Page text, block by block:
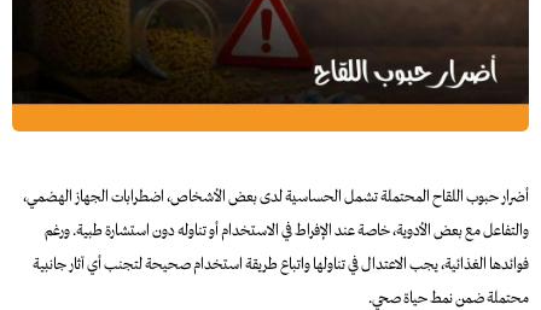
أضرار حبوب اللقاح المحتملة تشمل الحساسية لدى بعض الأشخاص، اضطرابات الجهاز الهضمي،
والتفاعل مع بعض الأدوية، خاصة عند الإفراط في الاستخدام أو تناوله دون استشارة طبية. ورغم
فوائدها الغذائية، يجب الاعتدال في تناولها واتباع طريقة استخدام صحيحة لتجنب أي آثار جانبية
محتملة ضمن نمط حياة صحي.